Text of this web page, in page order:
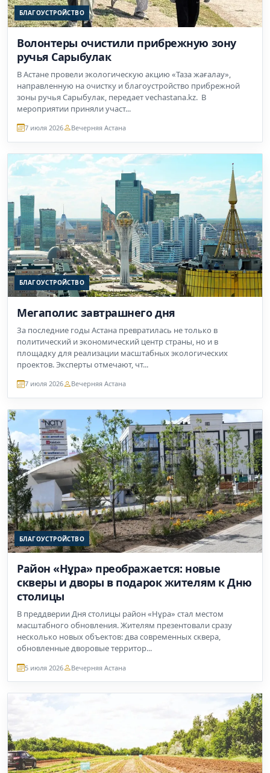
БЛАГОУСТРОЙСТВО
Волонтеры очистили прибрежную зону
ручья Сарыбулак
В Астане провели экологическую акцию «Таза жағалау»,
направленную на очистку и благоустройство прибрежной
зоны ручья Сарыбулак, передает vechastana.kz. В
мероприятии приняли участ...
7 июля 2026 Вечерняя Астана
БЛАГОУСТРОЙСТВО
Мегаполис завтрашнего дня
За последние годы Астана превратилась не только в
политический и экономический центр страны, но и в
площадку для реализации масштабных экологических
проектов. Эксперты отмечают, чт...
7 июля 2026 Вечерняя Астана
БЛАГОУСТРОЙСТВО
Район «Нұра» преображается: новые
скверы и дворы в подарок жителям к Дню
столицы
В преддверии Дня столицы район «Нұра» стал местом
масштабного обновления. Жителям презентовали сразу
несколько новых объектов: два современных сквера,
обновленные дворовые территор...
5 июля 2026 Вечерняя Астана